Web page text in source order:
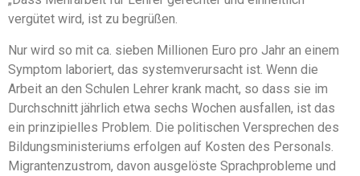
vergütet wird, ist zu begrüßen.
Nur wird so mit ca. sieben Millionen Euro pro Jahr an einem
Symptom laboriert, das systemverursacht ist. Wenn die
Arbeit an den Schulen Lehrer krank macht, so dass sie im
Durchschnitt jährlich etwa sechs Wochen ausfallen, ist das
ein prinzipielles Problem. Die politischen Versprechen des
Bildungsministeriums erfolgen auf Kosten des Personals.
Migrantenzustrom, davon ausgelöste Sprachprobleme und